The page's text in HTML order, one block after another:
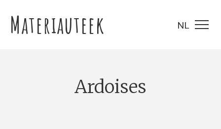
NL
Materiauteek
ardoises